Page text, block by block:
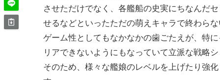
させただけでなく、各艦船の史実にちなんだ
せるなどといったただの萌えキャラで終わら
ゲーム性としてもなかなかの歯ごたえが、特
リアできないようにもなっていて立派な戦略
そのため、様々な艦娘のレベルを上げたり強